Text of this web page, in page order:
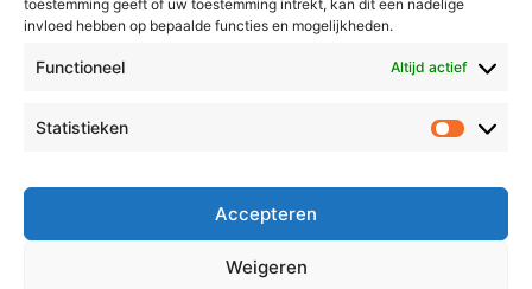
toestemming geeft of uw toestemming intrekt, kan dit een nadelige
invloed hebben op bepaalde functies en mogelijkheden.
Functioneel Altijd actief
Statistieken
Accepteren
Weigeren
Maasgouw
Echt-Susteren
Roermond
Radio & TV